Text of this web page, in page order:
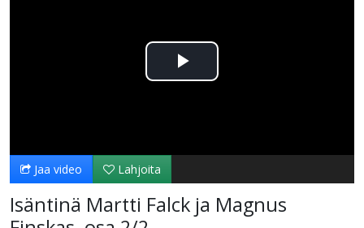
Toista
Jaa video Lahjoita
Isäntinä Martti Falck ja Magnus